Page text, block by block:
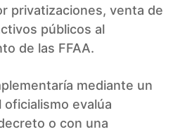
privatizaciones, venta de
públicos al
de las FFAA.
mediante un
evalúa
o con una